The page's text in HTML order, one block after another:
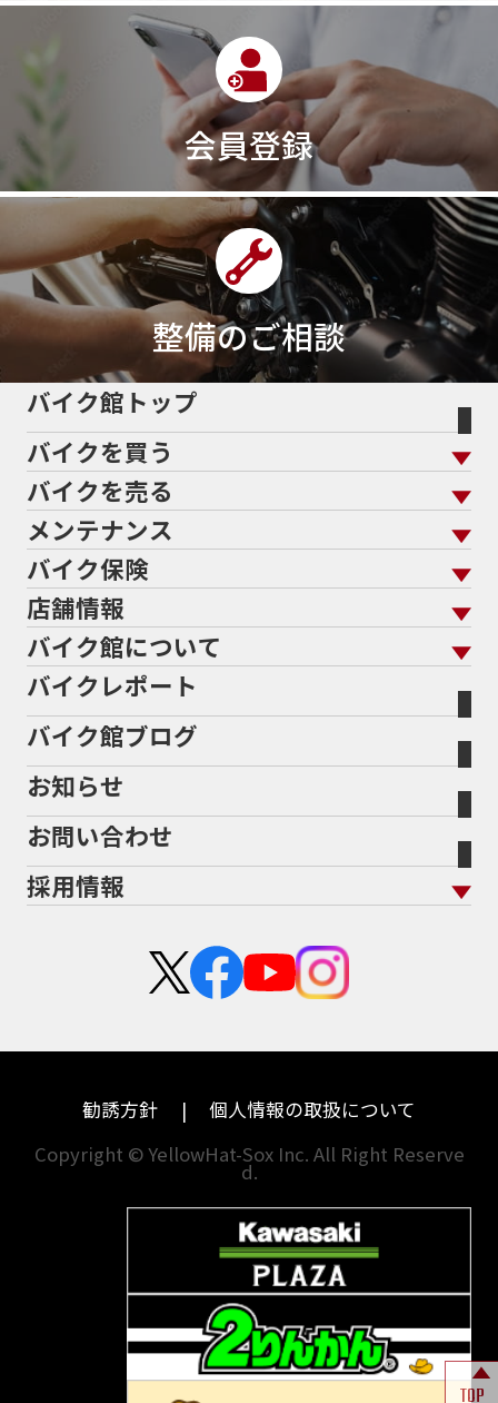
会員登録
整備のご相談
バイク館トップ
バイクを買う
バイクを買う トップ
バイクを探す
メーカーから探す
色から探す
スタイルから探す
排気量から探す
地域から探す
走行距離から探す
中古車から探す
バイクを売る
バイクを売る トップ
バイク館買取の強み
バイクを高く売るコツ
バイク買取の流れ
全国展開の強み
よくあるご質問
バイク買取強化車両
メーカー別買取相場・
ヤマハ
ホンダ
スズキ
ハーレーダビッドソン
ドゥカティ
トライアンフ
アプリリア
KTM
モトグッツイ
MVアグスタ
他海外ﾒｰｶｰ
メンテナンス
メンテナンス トップ
バイク点検
バイク車検
Bikeep
プロテクションフィルム
バイク保険
バイク保険 トップ
自賠責保険
任意保険
バイク保険無料見積り（現在未加入の方）
バイク保険無料見積り（他社でご加入の方）
盗難保険
店舗情報
店舗情報 トップ
北海道
宮城
福島
茨城
栃木
兵庫
福岡
長崎
熊本
バイク館について
バイク館について トップ
バイク館が選ばれる理由
会社概要
沿革
二輪公正取引協議会加盟店
バイクレポート
バイク館ブログ
お知らせ
お問い合わせ
採用情報
中途採用・アルバイト
TOP
勧誘方針
個人情報の取扱について
Copyright © YellowHat-Sox Inc. All Right Reserve
d.